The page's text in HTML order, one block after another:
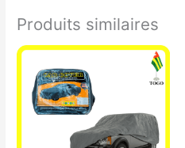
Produits similaires